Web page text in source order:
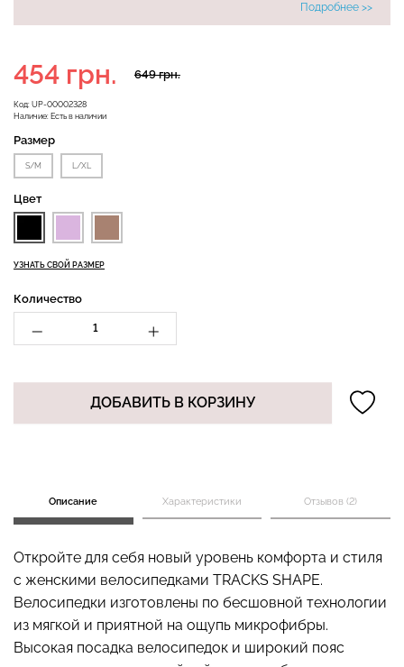
Подробнее >>
Код: UP-00002328
Наличие: Есть в наличии
649 грн.
454 грн.
Размер
S/M L/XL
Цвет
УЗНАТЬ СВОЙ РАЗМЕР
Количество
ДОБАВИТЬ В КОРЗИНУ
Описание Характеристики Отзывов (2)
Откройте для себя новый уровень комфорта и стиля
с женскими велосипедками TRACKS SHAPE.
Велосипедки изготовлены по бесшовной технологии
из мягкой и приятной на ощупь микрофибры.
Высокая посадка велосипедок и широкий пояс
689 грн.
Бесшовные стринги
Giulia
(черный) Giulia